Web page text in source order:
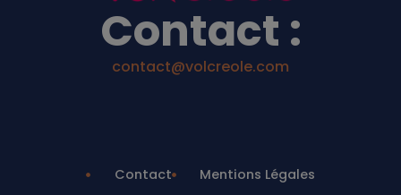
Contact :
contact@volcreole.com
Contact Mentions Légales